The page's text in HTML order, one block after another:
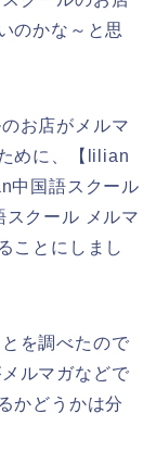
のかな～と思
お店がメルマ
めに、【lilian
中国語スクール
クール メルマ
ことにしまし
を調べたので
ルマガなどで
かどうかは分